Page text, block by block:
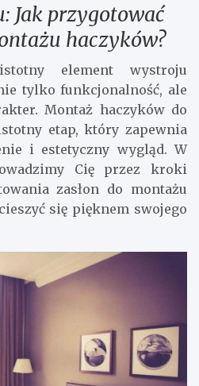
Jak przygotować
haczyków?
element wystroju
tylko funkcjonalność, ale
Montaż haczyków do
etap, który zapewnia
i estetyczny wygląd. W
Cię przez kroki
zasłon do montażu
się pięknem swojego